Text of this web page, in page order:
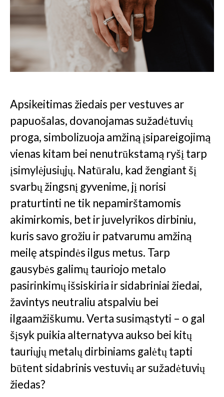
Apsikeitimas žiedais per vestuves ar
papuošalas, dovanojamas sužadėtuvių
proga, simbolizuoja amžiną įsipareigojimą
vienas kitam bei nenutrūkstamą ryšį tarp
įsimylėjusiųjų. Natūralu, kad žengiant šį
svarbų žingsnį gyvenime, jį norisi
praturtinti ne tik nepamirštamomis
akimirkomis, bet ir juvelyrikos dirbiniu,
kuris savo grožiu ir patvarumu amžiną
meilę atspindės ilgus metus. Tarp
gausybės galimų tauriojo metalo
pasirinkimų išsiskiria ir sidabriniai žiedai,
žavintys neutraliu atspalviu bei
ilgaamžiškumu. Verta susimąstyti – o gal
šįsyk puikia alternatyva aukso bei kitų
tauriųjų metalų dirbiniams galėtų tapti
būtent sidabrinis vestuvių ar sužadėtuvių
žiedas?